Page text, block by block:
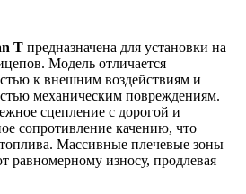
T предназначена для установки на
Модель отличается
к внешним воздействиям и
механическим повреждениям.
сцепление с дорогой и
сопротивление качению, что
Массивные плечевые зоны
равномерному износу, продлевая